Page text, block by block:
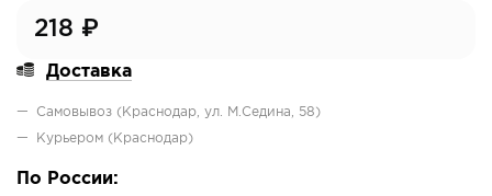
218 ₽
Доставка
Самовывоз (Краснодар, ул. М.Седина, 58)
Курьером (Краснодар)
По России: